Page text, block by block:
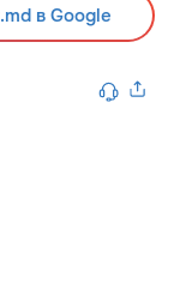
в Google